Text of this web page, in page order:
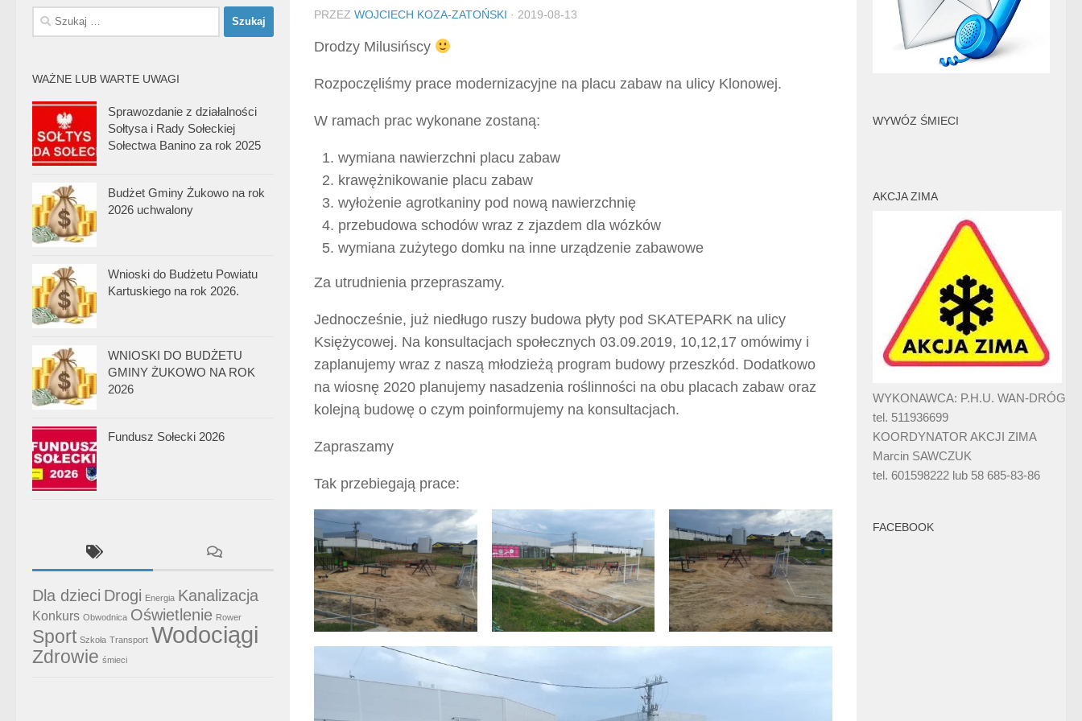
PRZEZ WOJCIECH KOZA-ZATOŃSKI · 2019-08-13
Drodzy Milusińscy
Rozpoczęliśmy prace modernizacyjne na placu zabaw na ulicy Klonowej.
W ramach prac wykonane zostaną:
wymiana nawierzchni placu zabaw
krawężnikowanie placu zabaw
wyłożenie agrotkaniny pod nową nawierzchnię
przebudowa schodów wraz z zjazdem dla wózków
wymiana zużytego domku na inne urządzenie zabawowe
Za utrudnienia przepraszamy.
Jednocześnie, już niedługo ruszy budowa płyty pod SKATEPARK na ulicy
Księżycowej. Na konsultacjach społecznych 03.09.2019, 10,12,17 omówimy i
zaplanujemy wraz z naszą młodzieżą program budowy przeszkód. Dodatkowo
na wiosnę 2020 planujemy nasadzenia roślinności na obu placach zabaw oraz
kolejną budowę o czym poinformujemy na konsultacjach.
Zapraszamy
Tak przebiegają prace:
Szukaj:
WAŻNE LUB WARTE UWAGI
Sprawozdanie z działalności
Sołtysa i Rady Sołeckiej
Sołectwa Banino za rok 2025
Budżet Gminy Żukowo na rok
2026 uchwalony
Wnioski do Budżetu Powiatu
Kartuskiego na rok 2026.
WNIOSKI DO BUDŻETU
GMINY ŻUKOWO NA ROK
2026
Fundusz Sołecki 2026
Dla dzieci Drogi Energia Kanalizacja
Konkurs Obwodnica Oświetlenie Rower
Sport Szkoła Transport Wodociągi
Zdrowie śmieci
WYWÓZ ŚMIECI
AKCJA ZIMA
WYKONAWCA: P.H.U. WAN-DRÓG
tel. 511936699
KOORDYNATOR AKCJI ZIMA
Marcin SAWCZUK
tel. 601598222 lub 58 685-83-86
FACEBOOK